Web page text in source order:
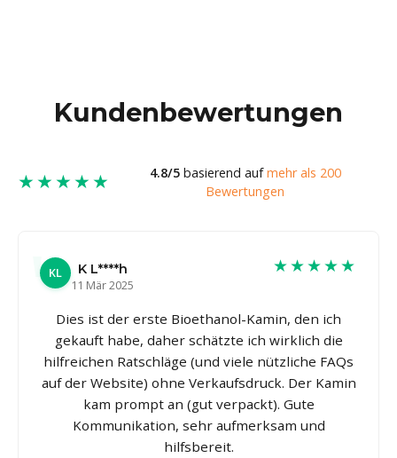
Kundenbewertungen
★★★★★ 4.8/5basierend aufmehr als 200
Bewertungen
KL
K L****h
11 Mär 2025
★★★★★
Dies ist der erste Bioethanol-Kamin, den ich
gekauft habe, daher schätzte ich wirklich die
hilfreichen Ratschläge (und viele nützliche FAQs
auf der Website) ohne Verkaufsdruck. Der Kamin
kam prompt an (gut verpackt). Gute
Kommunikation, sehr aufmerksam und
hilfsbereit.